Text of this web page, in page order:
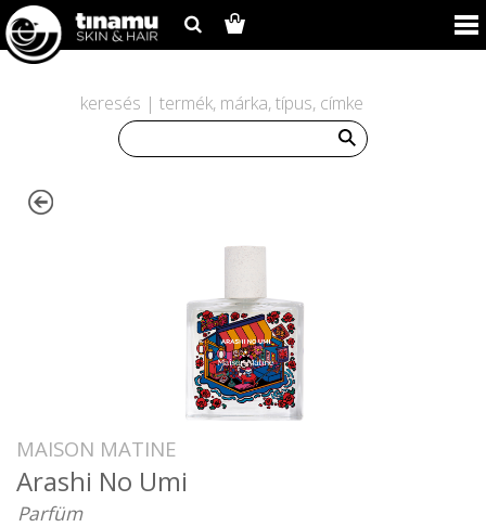
keresés | termék, márka, típus, címke
MAISON MATINE
Arashi No Umi
Parfüm